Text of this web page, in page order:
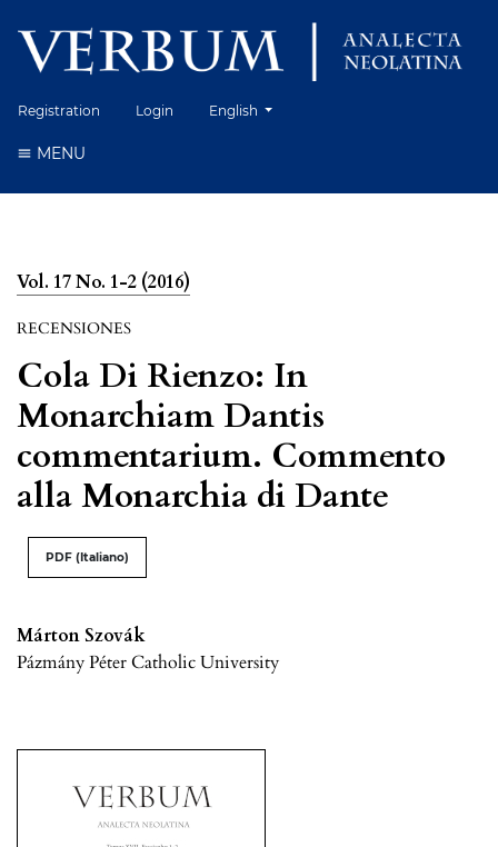
Registration Login Change the language. The current
English
MENU
Vol. 17 No. 1-2 (2016)
RECENSIONES
Cola Di Rienzo: In
Monarchiam Dantis
commentarium. Commento
alla Monarchia di Dante
PDF (Italiano)
Márton Szovák
Pázmány Péter Catholic University